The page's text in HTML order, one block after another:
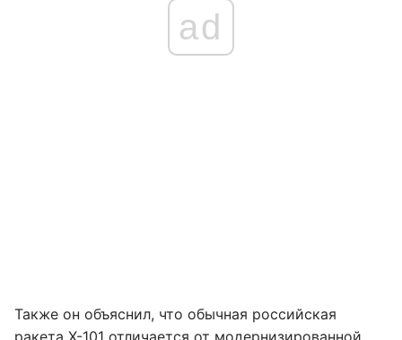
ad
Также он объяснил, что обычная российская
ракета Х-101 отличается от модернизированной